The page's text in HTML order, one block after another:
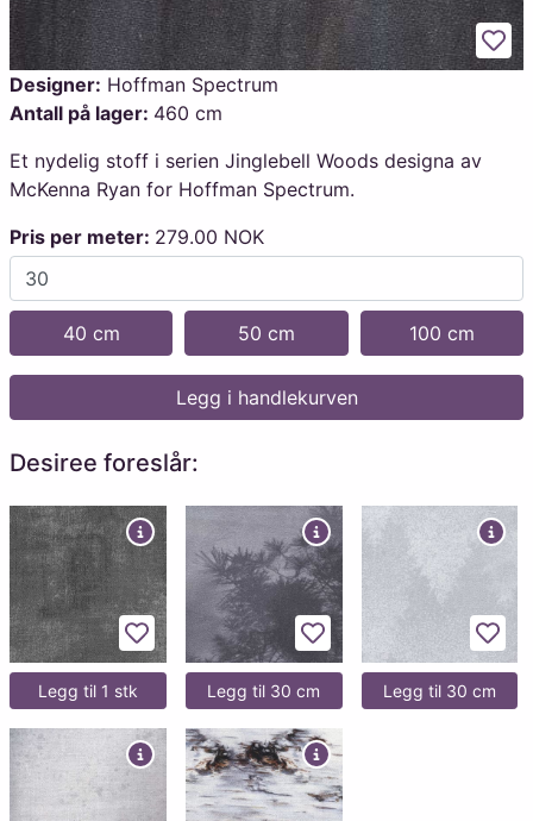
Designer: Hoffman Spectrum
Antall på lager: 460 cm
Et nydelig stoff i serien Jinglebell Woods designa av
McKenna Ryan for Hoffman Spectrum.
Pris per meter: 279.00 NOK
40 cm 50 cm 100 cm
Legg i handlekurven
Desiree foreslår:
Legg til favoritter
Legg til 1 stk
Legg til favoritter
Legg til 30 cm Legg til 30 cm